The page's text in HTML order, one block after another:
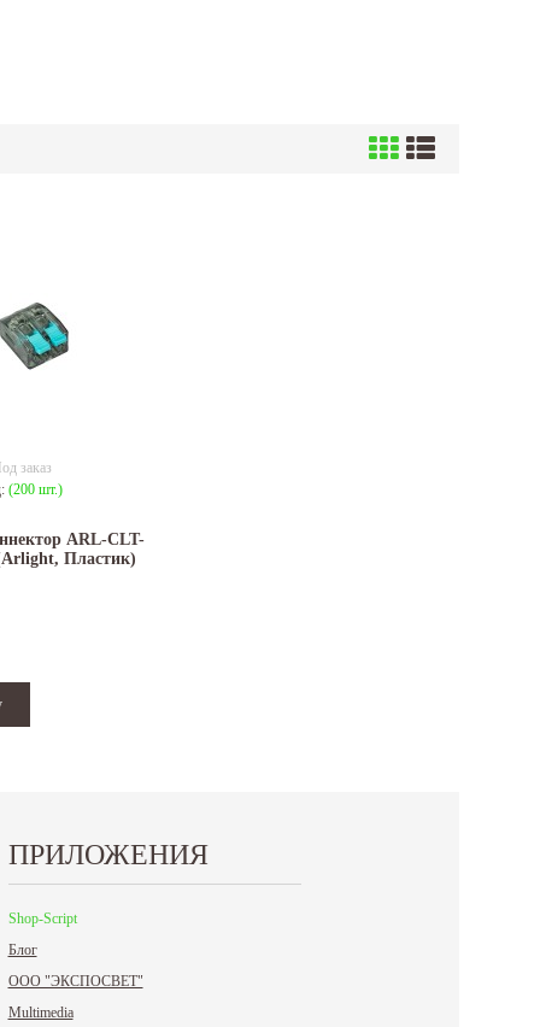
заказ
(200 шт.)
ARL-CLT-
Пластик)
ПРИЛОЖЕНИЯ
Shop-Script
Блог
ООО "ЭКСПОСВЕТ"
Multimedia